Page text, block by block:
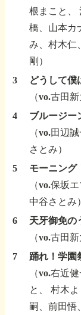
根まこと、
橋、山本カ
み、村木仁
剛）
3
どうして僕
（vo.古田
4
ブルージー
（vo.田辺
さとみ）
5
モーニング
（vo.保坂
中谷さとみ）
6
天牙御免の
（vo.古田
7
踊れ！学園
（vo.右近
と、
村木
嗣、前田悟、